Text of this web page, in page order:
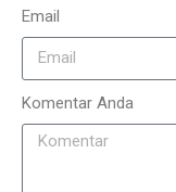
Email
Komentar Anda